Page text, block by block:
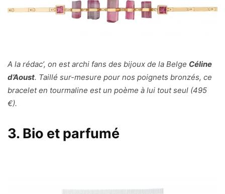
A la rédac’, on est archi fans des bijoux de la Belge Céline
d’Aoust. Taillé sur-mesure pour nos poignets bronzés, ce
bracelet en tourmaline est un poème à lui tout seul (495
€).
3. Bio et parfumé